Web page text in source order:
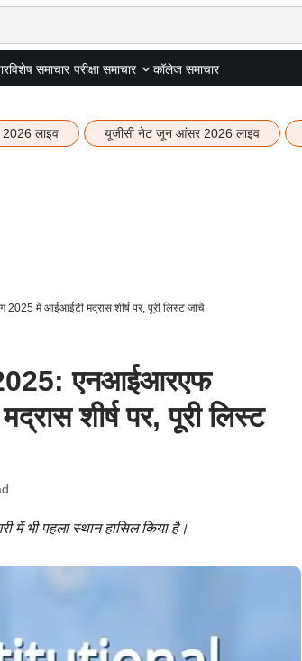
विशेष समाचार परीक्षा समाचार कॉलेज समाचार
2026 लाइव यूजीसी नेट जून आंसर 2026 लाइव
में आईआईटी मद्रास शीर्ष पर, पूरी लिस्ट जांचें
एनआईआरएफ
शीर्ष पर, पूरी लिस्ट
में भी पहला स्थान हासिल किया है।